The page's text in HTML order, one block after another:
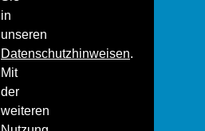
in
unseren
Datenschutzhinweisen.
Mit
der
weiteren